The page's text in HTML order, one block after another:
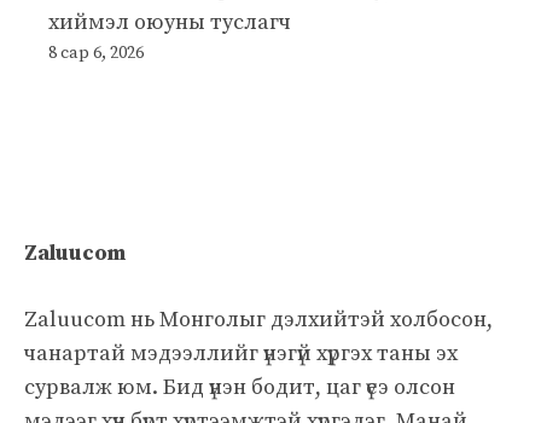
хиймэл оюуны туслагч
8 сар 6, 2026
Zaluucom
Zaluucom нь Монголыг дэлхийтэй холбосон,
чанартай мэдээллийг үнэгүй хүргэх таны эх
сурвалж юм. Бид үнэн бодит, цаг үеэ олсон